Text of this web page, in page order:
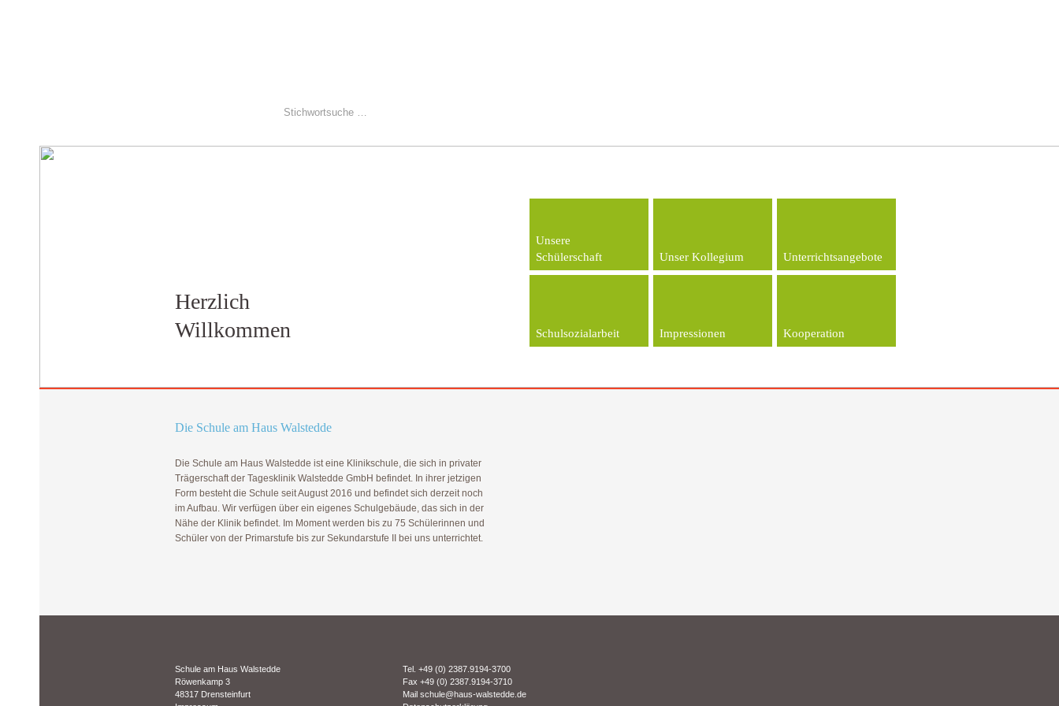
Herzlich
Willkommen
Unsere
Schülerschaft
Unser Kollegium Unterrichtsangebote
Schulsozialarbeit Impressionen Kooperation
Die Schule am Haus Walstedde
Die Schule am Haus Walstedde ist eine Klinikschule, die sich in privater
Trägerschaft der Tagesklinik Walstedde GmbH befindet. In ihrer jetzigen
Form besteht die Schule seit August 2016 und befindet sich derzeit noch
im Aufbau. Wir verfügen über ein eigenes Schulgebäude, das sich in der
Nähe der Klinik befindet. Im Moment werden bis zu 75 Schülerinnen und
Schüler von der Primarstufe bis zur Sekundarstufe II bei uns unterrichtet.
Schule am Haus Walstedde
Röwenkamp 3
48317 Drensteinfurt
Tel. +49 (0) 2387.9194-3700
Fax +49 (0) 2387.9194-3710
Mail schule@haus-walstedde.de